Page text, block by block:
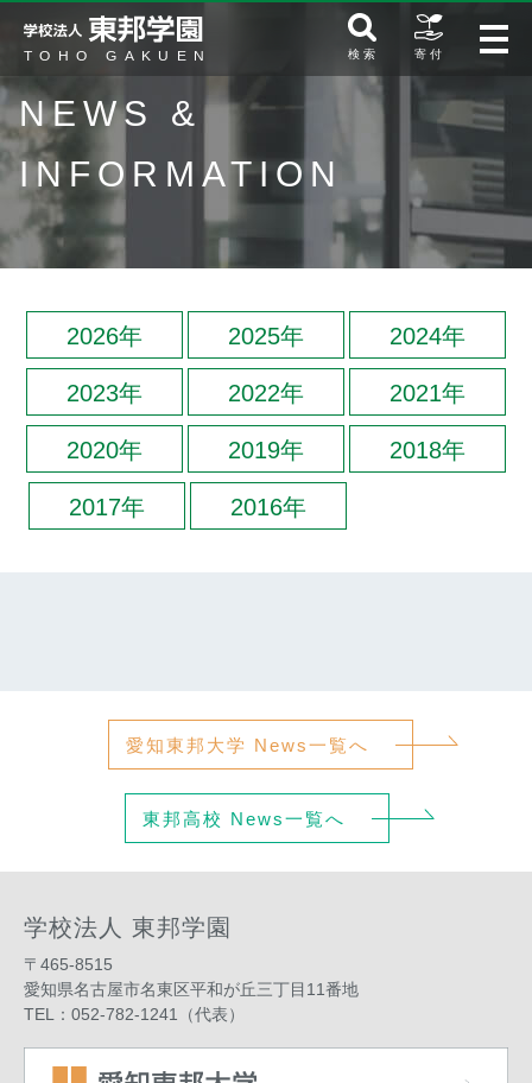
検 索 寄 付
NEWS &
INFORMATION
2026年 2025年 2024年
2023年 2022年 2021年
2020年 2019年 2018年
2017年 2016年
愛知東邦大学 News一覧へ
東邦高校 News一覧へ
学校法人 東邦学園
〒465-8515
愛知県名古屋市名東区平和が丘三丁目11番地
TEL：052-782-1241（代表）